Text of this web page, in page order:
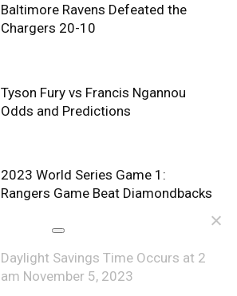
Baltimore Ravens Defeated the
Chargers 20-10
Tyson Fury vs Francis Ngannou
Odds and Predictions
2023 World Series Game 1:
Rangers Game Beat Diamondbacks
Daylight Savings Time Occurs at 2
am November 5, 2023